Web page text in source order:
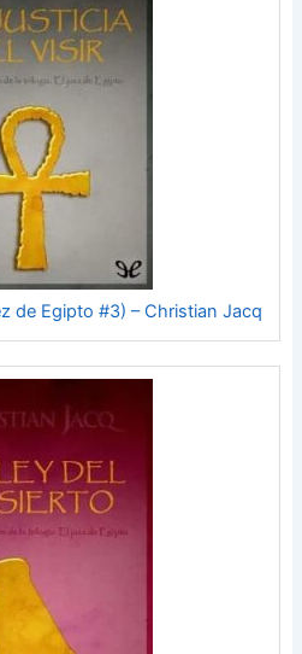
de Egipto #3) – Christian Jacq